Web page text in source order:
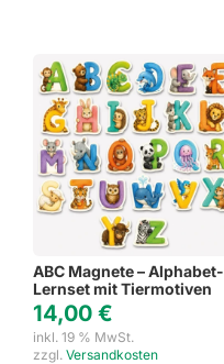
ABC Magnete – Alphabet-
Lernset mit Tiermotiven
14,00 €
inkl. 19 % MwSt.
zzgl. Versandkosten